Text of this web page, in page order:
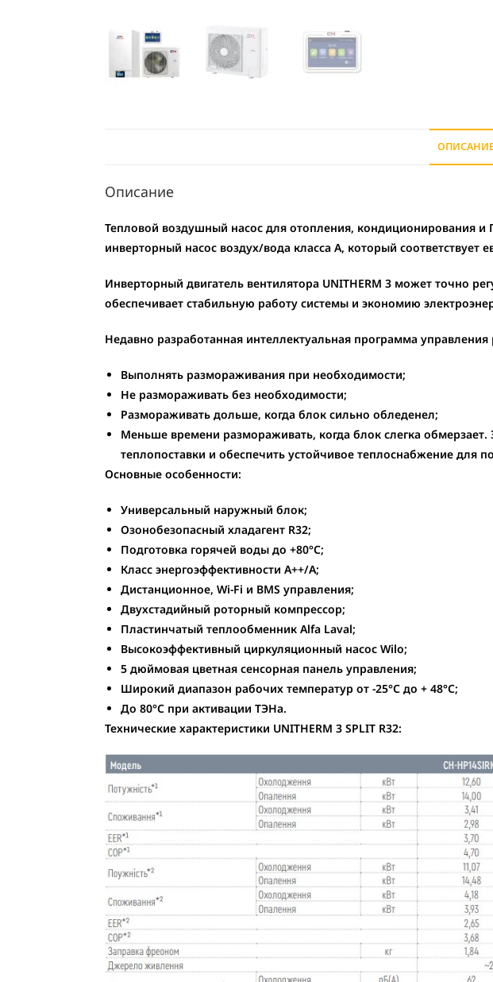
Описание
Тепловой воздушный насос для отопления, кондиционирования и
инверторный насос воздух/вода класса A, который соответствует
Инверторный двигатель вентилятора UNITHERM 3 может точно
обеспечивает стабильную работу системы и экономию
Недавно разработанная интеллектуальная программа
Выполнять размораживания при необходимости;
Не размораживать без необходимости;
Размораживать дольше, когда блок сильно обледенел;
Меньше времени размораживать, когда блок слегка
теплопоставки и обеспечить устойчивое теплоснабжение для
Основные особенности:
Универсальный наружный блок;
Озонобезопасный хладагент R32;
Подготовка горячей воды до +80°С;
Класс энергоэффективности А++/А;
Дистанционное, Wi-Fi и BMS управления;
Двухстадийный роторный компрессор;
Пластинчатый теплообменник Alfa Laval;
Высокоэффективный циркуляционный насос Wilo;
5 дюймовая цветная сенсорная панель управления;
Широкий диапазон рабочих температур от -25°С до + 48°С;
До 80°C при активации ТЭНа.
Технические характеристики UNITHERM 3 SPLIT R32: